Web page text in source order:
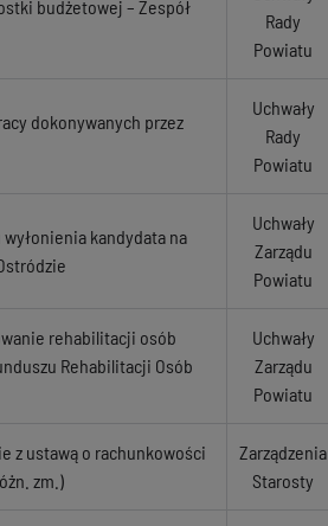
budżetowej – Zespół
Rady
Powiatu
dokonywanych przez
Uchwały
Rady
Powiatu
kandydata na
Uchwały
Zarządu
Powiatu
rehabilitacji osób
Rehabilitacji Osób
Uchwały
Zarządu
Powiatu
z ustawą o rachunkowości
zm.)
Zarządzenia
Starosty